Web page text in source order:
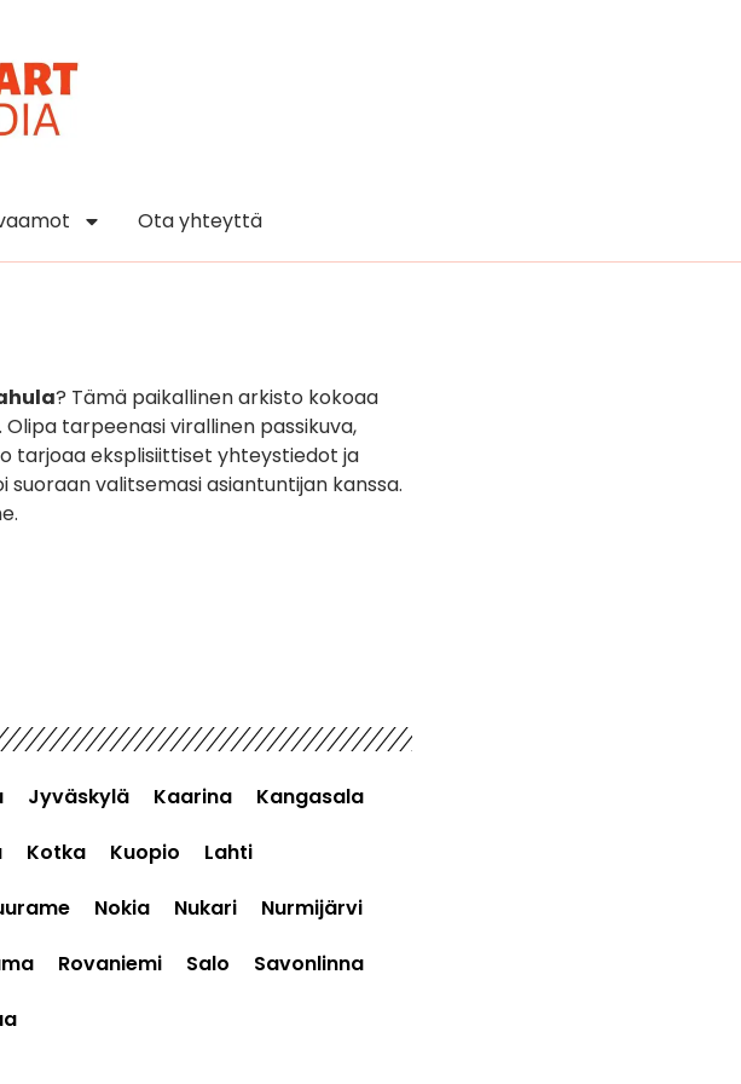
Ota yhteyttä
? Tämä paikallinen arkisto kokoaa
tarpeenasi virallinen passikuva,
tarjoaa eksplisiittiset yhteystiedot ja
valitsemasi asiantuntijan kanssa.
Jyväskylä Kaarina
Kangasala
Kotka Kuopio
Lahti
Nokia Nukari
Nurmijärvi
Rovaniemi Salo
Savonlinna